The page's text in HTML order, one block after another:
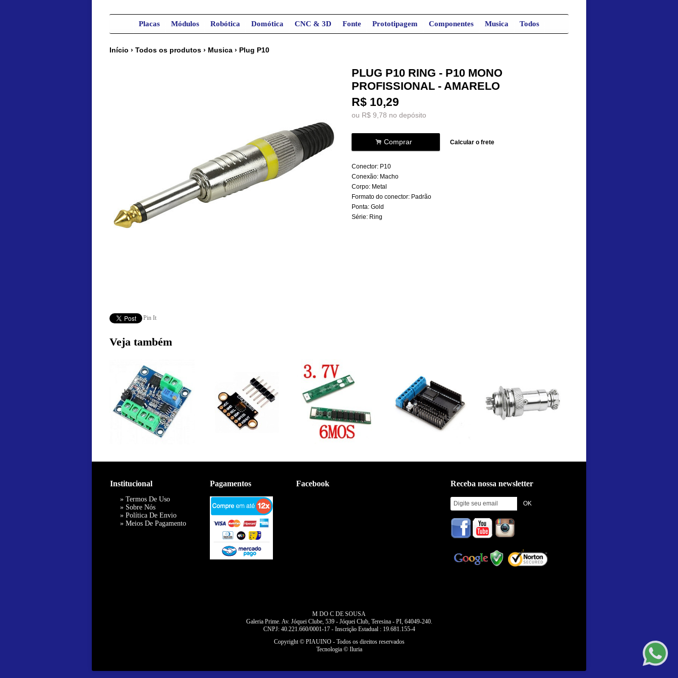
Placas Módulos Robótica Domótica CNC & 3D Fonte Prototipagem Componentes Musica Todos
Início › Todos os produtos › Musica › Plug P10
Pin It
PLUG P10 RING - P10 MONO
PROFISSIONAL - AMARELO
R$ 10,29
ou R$ 9,78 no depósito
. Comprar Calcular o frete
Conector: P10
Conexão: Macho
Corpo: Metal
Formato do conector: Padrão
Ponta: Gold
Série: Ring
Veja também
Institucional
» Termos De Uso
» Sobre Nós
» Política De Envio
» Meios De Pagamento
Pagamentos Facebook Receba nossa newsletter
M DO C DE SOUSA
Galeria Prime. Av. Jóquei Clube, 539 - Jóquei Club, Teresina - PI, 64049-240.
CNPJ: 40.221.660/0001-17 - Inscrição Estadual : 19.681.155-4
Copyright © PIAUINO - Todos os direitos reservados
Tecnologia © Iluria